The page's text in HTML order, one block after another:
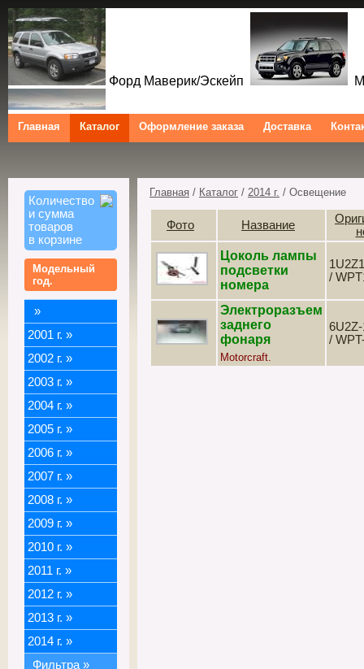
Форд Маверик/Эскейп
Ford Maverick/Escape
Tribute Ford Kuga/Escape
Главная Каталог Оформление заказа Доставка
Количество
и сумма
товаров
в корзине
Модельный
год.
»
2001 г. »
2002 г. »
2003 г. »
2004 г. »
2005 г. »
2006 г. »
2007 г. »
2008 г. »
2009 г. »
2010 г. »
2011 г. »
2012 г. »
2013 г. »
2014 г. »
Фильтра »
Главная / Каталог / 2014 г. / Освещение
Фото Название
Цоколь лампы
подсветки
номера
/
Электроразъем
заднего
фонаря
Motorcraft.
/